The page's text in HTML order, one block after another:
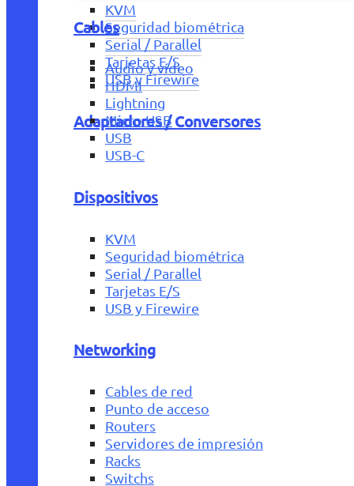
KVM
Seguridad biométrica
Serial / Parallel
Tarjetas E/S
USB y Firewire
Adaptadores / Conversores
Cables
Audio y vídeo
HDMI
Lightning
Micro USB
USB
USB-C
Dispositivos
KVM
Seguridad biométrica
Serial / Parallel
Tarjetas E/S
USB y Firewire
Networking
Cables de red
Punto de acceso
Routers
Servidores de impresión
Racks
Switchs